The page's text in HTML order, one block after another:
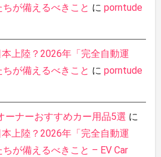
が備えるべきこと に porntude
上陸？2026年「完全自動運
が備えるべきこと に porntude
ーナーおすすめカー用品5選 に
上陸？2026年「完全自動運
が備えるべきこと – EV Car